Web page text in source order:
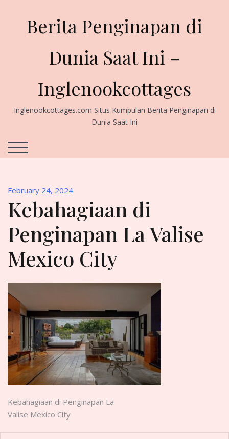
Berita Penginapan di
Dunia Saat Ini –
Inglenookcottages
Inglenookcottages.com Situs Kumpulan Berita Penginapan di
Dunia Saat Ini
TOGGLE MOBILE MENU
February 24, 2024
Kebahagiaan di
Penginapan La Valise
Mexico City
Post
navigation
Kebahagiaan di Penginapan La
Valise Mexico City